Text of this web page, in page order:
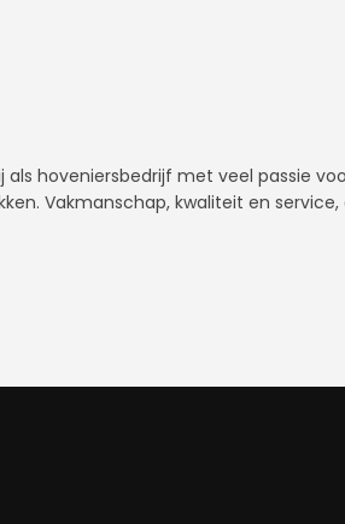
hoveniersbedrijf met veel passie
Vakmanschap, kwaliteit en